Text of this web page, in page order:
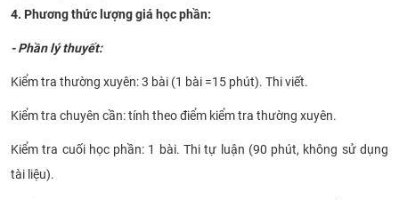
4. Phương thức l ượng giá học phần:
- Phần lý thuyết:
Kiểm tra thường xuyên: 3 bài (1 bài =15 phút). Thi viết.
Kiểm tra chuyên cần: tính theo điểm kiểm tra thường xuyên.
Kiểm tra cuối học phần: 1 bài. Thi tự luận (90 phút, không sử dụng
tài liệu).